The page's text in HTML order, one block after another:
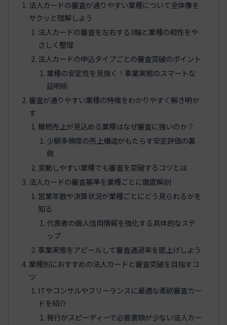
法人カードの審査が通りやすい業種について全体像を
サクッと理解しよう
法人カードの審査を左右する3軸と業種の相性をや
さしく整理
法人カードの申込タイプごとの審査突破のポイント
業種の安定性を見抜く！事業実態のスマートな
証明術
審査が通りやすい業種の特徴をわかりやすく解き明か
す
継続売上が見込める業種はなぜ審査に強いのか？
少額多頻度の売上構造がもたらす安定評価の裏
側
変動しやすい業種でも審査を突破するコツとは
法人カードの審査基準を業種ごとに徹底解剖
営業年数や決算状況が業種ごとにどう見られるかを
知る
代表者の個人信用情報を強化する具体的なステ
ップ
事業実態をアピールして審査通過率を底上げしよう
業種別におすすめの法人カードと審査突破を目指すコ
ツ
ITやコンサルやフリーランスに最適な柔軟審査カー
ドを紹介
発行がスピーディーで必要書類が少ない法人カー